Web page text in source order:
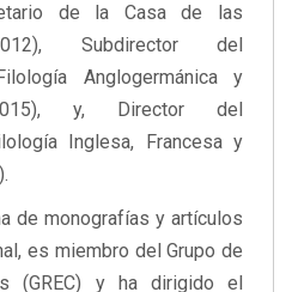
de la Casa de las
Subdirector del
Anglogermánica y
2015), y, Director del
Inglesa, Francesa y
de monografías y artículos
es miembro del Grupo de
(GREC) y ha dirigido el